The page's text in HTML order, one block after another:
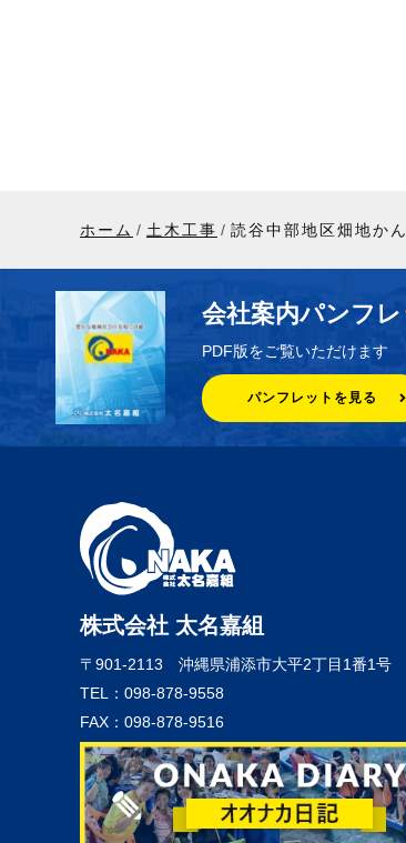
ホーム 土木工事 読谷中部地区畑地か
会社案内パンフレ
PDF版をご覧いただけます
パンフレットを見る
株式会社 太名嘉組
〒901-2113 沖縄県浦添市大平2丁目1番1号
TEL：098-878-9558
FAX：098-878-9516